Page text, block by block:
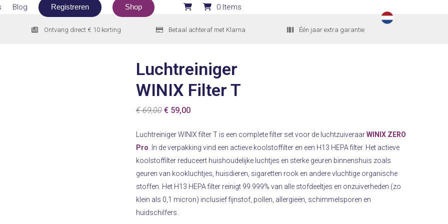
Blog Registreren Shop 0 Items
Ontvang direct € 10 korting Betaal achteraf met Klarna Één jaar extra garantie
Luchtreiniger
WINIX Filter T
€69,00 Oorspronkelijke
was:
€ 69,00.
€59,00Huidige
is:
€ 59,00.
Luchtreiniger WINIX filter T is een complete filter set voor de luchtzuiveraarWINIX ZERO
Pro . In de verpakking vind een actieve koolstoffilter en een H13 HEPA filter. Het actieve
koolstoffilter reduceert huishoudelijke luchtjes en sterke geuren binnenshuis zoals
geuren van kookluchtjes, huisdieren, sigaretten rook en andere vluchtige organische
stoffen. Het H13 HEPA filter reinigt 99.999% van alle stofdeeltjes en onzuiverheden (zo
klein als 0,1 micron) inclusief fijnstof, pollen, allergieën, schimmelsporen en
huidschilfers.